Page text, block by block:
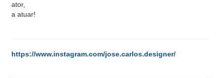
ator,
a atuar!
https://www.instagram.com/jose.carlos.designer/